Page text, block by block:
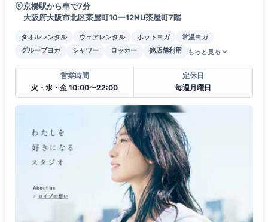
京橋駅から車で7分
大阪府大阪市北区茶屋町10ー12NU茶屋町7階
タオルレンタル ウェアレンタル ホットヨガ
常温ヨガ
グループヨガ
シャワー ロッカー 他店舗利用 もっと見る
営業時間
火・水・金 10:00〜22:00
定休日
毎週月曜日